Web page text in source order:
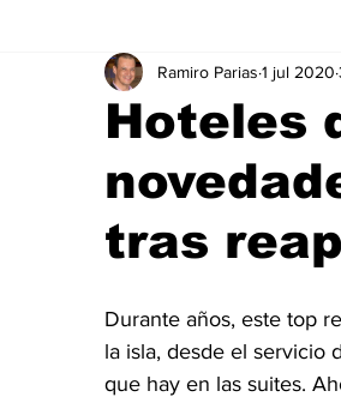
Negocios Internacionales
Hoteles
tras
Ramiro Parias 1 jul 2020
Durante años, este top
la isla, desde el servicio
que hay en las suites.